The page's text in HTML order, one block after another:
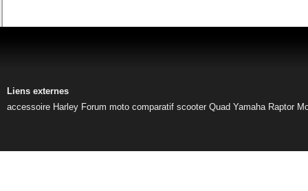
Liens externes
accessoire Harley Forum moto comparatif scooter Quad Yamaha Raptor